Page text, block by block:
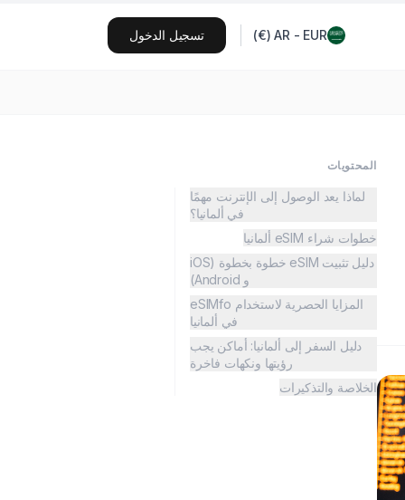
AR - EUR
(
€
) تسجيل الدخول
المحتويات
لماذا يعد الوصول إلى الإنترنت مهمًا
في ألمانيا؟
خطوات شراء eSIM ألمانيا
دليل تثبيت eSIM خطوة بخطوة (iOS
و Android)
المزايا الحصرية لاستخدام eSIMfo
في ألمانيا
دليل السفر إلى ألمانيا: أماكن يجب
رؤيتها ونكهات فاخرة
الخلاصة والتذكيرات